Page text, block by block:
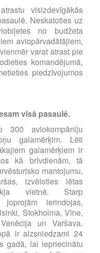
visizdevīgākās
Neskatoties uz
no budžeta
aviopārvadātājiem,
varat atrast pie
komandējumā,
piedzīvojumos
visā pasaulē.
300 aviokompāniju
galamērķim. Lēti
galamērķiem ir
kā brīvdienām, tā
mantojumu,
izvēloties lētas
vietnē. Starp
joprojām ierindojas,
Stokholma, Vīne,
un Varšava.
ir aizsniedzami 24
gadā, lai iepriecinātu